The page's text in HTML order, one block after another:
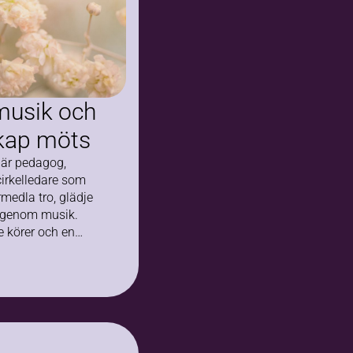
och
möts
pedagog,
som
tro, glädje
musik.
körer och en